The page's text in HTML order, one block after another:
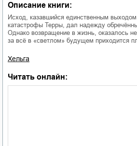
Описание книги:
Исход, казавшийся единственным выходом
катастрофы Терры, дал надежду
Однако возвращение в жизнь, оказалось
за всё в «светлом» будущем приходится
Хельга
Читать онлайн: